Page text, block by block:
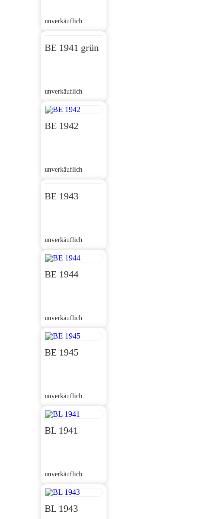
unverkäuflich
BE 1941 grün
unverkäuflich
BE 1942
unverkäuflich
BE 1943
unverkäuflich
BE 1944
unverkäuflich
BE 1945
unverkäuflich
BL 1941
unverkäuflich
BL 1943